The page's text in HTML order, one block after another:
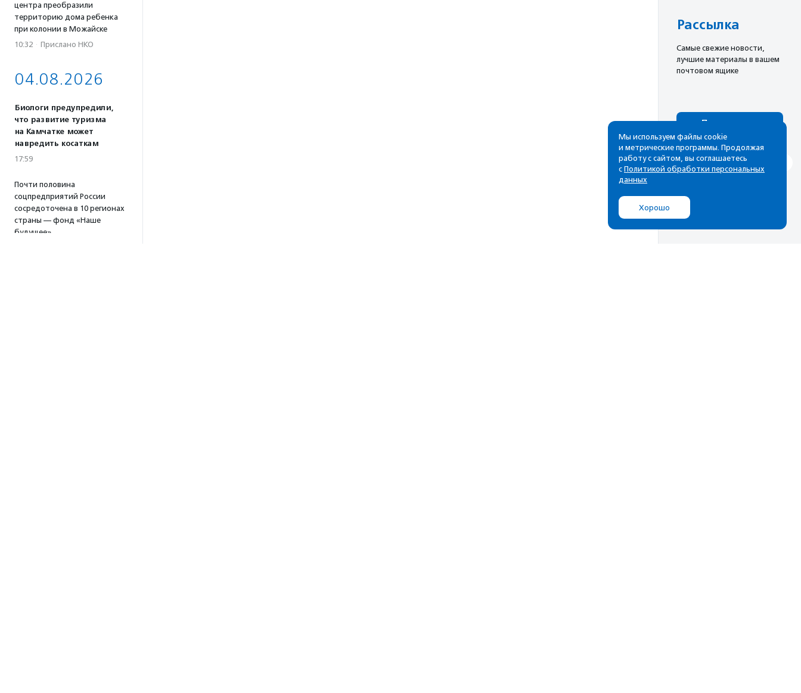
центра преобразили
территорию дома ребенка
при колонии в Можайске
10:32 · Прислано НКО
04.08.2026
Биологи предупредили,
что развитие туризма
на Камчатке может
навредить косаткам
17:59
Почти половина
соцпредприятий России
сосредоточена в 10 регионах
страны — фонд «Наше
будущее»
Рассылка
Cамые свежие новости,
лучшие материалы в вашем
почтовом ящике
Подписаться
Мы используем файлы cookie
и метрические программы. Продолжая
работу с сайтом, вы соглашаетесь
с Политикой обработки персональных
данных
Хорошо